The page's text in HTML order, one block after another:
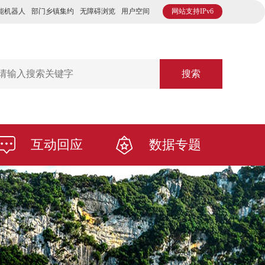
网站支持IPv6
机器人 部门乡镇集约 无障碍浏览 用户空间
搜索
互动回应 数据专题